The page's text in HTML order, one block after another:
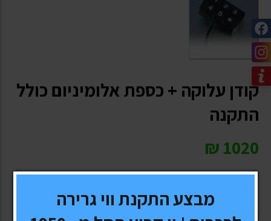
קודן עלוקה + כספת אלומיניום כולל
התקנה
1020
₪
* כל המחירים כוללים מע"מ
מבצע התקנת ווי גרירה